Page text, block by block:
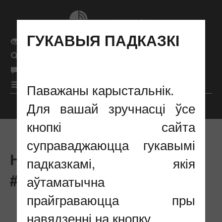
ГУКАВЫЯ ПАДКАЗКІ
Паважаны карыстальнік.
Для вашай зручнасці ўсе
кнопкі сайта
суправаджаюцца гукавымі
падказкамі, якія
аўтаматычна
прайграваюцца пры
навядзенні на кнопку.
Звычайная версія сайта
Меню
Налады адлюстравання
НАВIНЫ :
#ПРАФСАЮЗНАЕ ЖЫЦЦЁ